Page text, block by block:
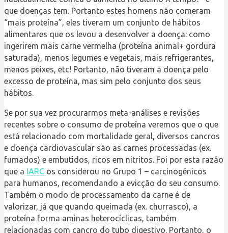
que doenças tem. Portanto estes homens não comeram
“mais proteína”, eles tiveram um conjunto de hábitos
alimentares que os levou a desenvolver a doença: como
ingerirem mais carne vermelha (proteína animal+ gordura
saturada), menos legumes e vegetais, mais refrigerantes,
menos peixes, etc! Portanto, não tiveram a doença pelo
excesso de proteína, mas sim pelo conjunto dos seus
hábitos.
Se por sua vez procurarmos meta-análises e revisões
recentes sobre o consumo de proteína veremos que o que
está relacionado com mortalidade geral, diversos cancros
e doença cardiovascular são as carnes processadas (ex.
fumados) e embutidos, ricos em nitritos. Foi por esta razão
que a IARC os considerou no Grupo 1 – carcinogénicos
para humanos, recomendando a evicção do seu consumo.
Também o modo de processamento da carne é de
valorizar, já que quando queimada (ex. churrasco), a
proteína forma aminas heterocíclicas, também
relacionadas com cancro do tubo digestivo. Portanto, o